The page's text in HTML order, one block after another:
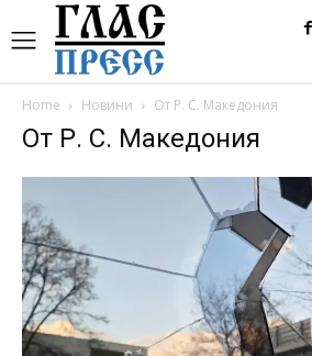
Home Новини От Р. С. Македония
От Р. С. Македония